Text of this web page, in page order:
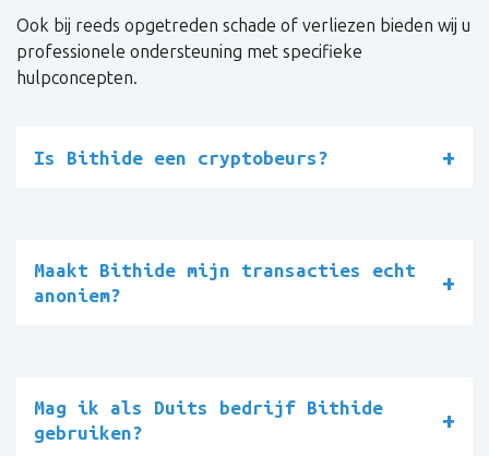
Ook bij reeds opgetreden schade of verliezen bieden wij u
professionele ondersteuning met specifieke
hulpconcepten.
Is Bithide een cryptobeurs?
Maakt Bithide mijn transacties echt
anoniem?
Mag ik als Duits bedrijf Bithide
gebruiken?